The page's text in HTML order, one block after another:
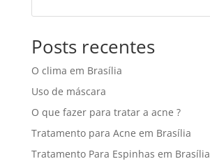
Posts recentes
O clima em Brasília
Uso de máscara
O que fazer para tratar a acne ?
Tratamento para Acne em Brasília
Tratamento Para Espinhas em Brasília